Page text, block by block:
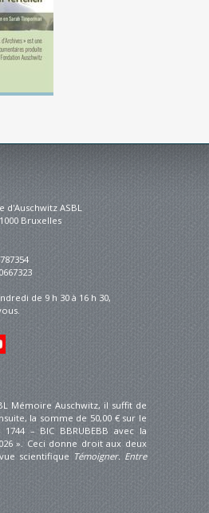
d'Auschwitz ASBL
Bruxelles
de 9 h 30 à 16 h 30,
Mémoire Auschwitz, il suffit de
la somme de 50,00 € sur le
– BIC BBRUBEBB avec la
». Ceci donne droit aux deux
scientifique Témoigner. Entre